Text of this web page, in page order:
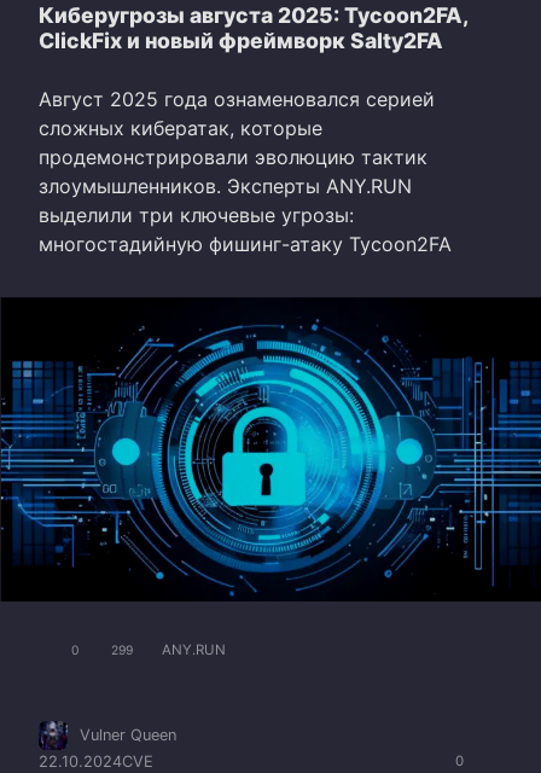
Киберугрозы августа 2025: Tycoon2FA,
ClickFix и новый фреймворк Salty2FA
Август 2025 года ознаменовался серией
сложных кибератак, которые
продемонстрировали эволюцию тактик
злоумышленников. Эксперты ANY.RUN
выделили три ключевые угрозы:
многостадийную фишинг-атаку Tycoon2FA
0 299 ANY.RUN
0
Vulner Queen
22.10.2024CVE